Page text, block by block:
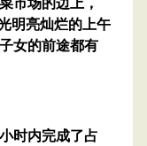
明亮灿烂的上午
女的前途都有
时内完成了占